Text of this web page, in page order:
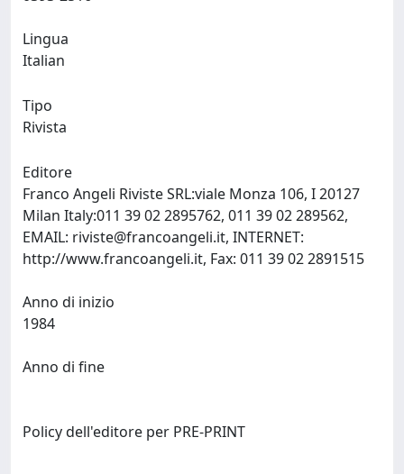
Lingua
Tipo
Rivista
Editore
Franco Angeli Riviste SRL:viale Monza 106, I 20127
Milan Italy:011 39 02 2895762, 011 39 02 289562,
EMAIL: riviste@francoangeli.it, INTERNET:
Anno di inizio
Anno di fine
Policy dell'editore per PRE-PRINT